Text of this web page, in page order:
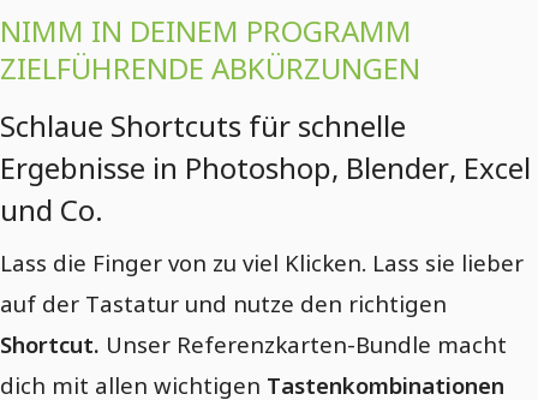
NIMM IN DEINEM PROGRAMM
ZIELFÜHRENDE ABKÜRZUNGEN
Schlaue Shortcuts für schnelle
Ergebnisse in Photoshop, Blender, Excel
und Co.
Lass die Finger von zu viel Klicken. Lass sie lieber
auf der Tastatur und nutze den richtigen
Shortcut. Unser Referenzkarten-Bundle macht
dich mit allen wichtigen Tastenkombinationen